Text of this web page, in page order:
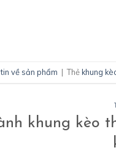
về sản phẩm | Thẻ khung
khung kèo